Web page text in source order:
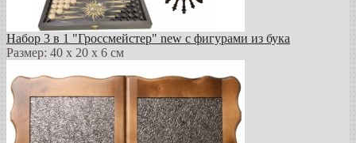
Набор 3 в 1 "Гроссмейстер" new с фигурами из бука
Размер: 40 х 20 х 6 см